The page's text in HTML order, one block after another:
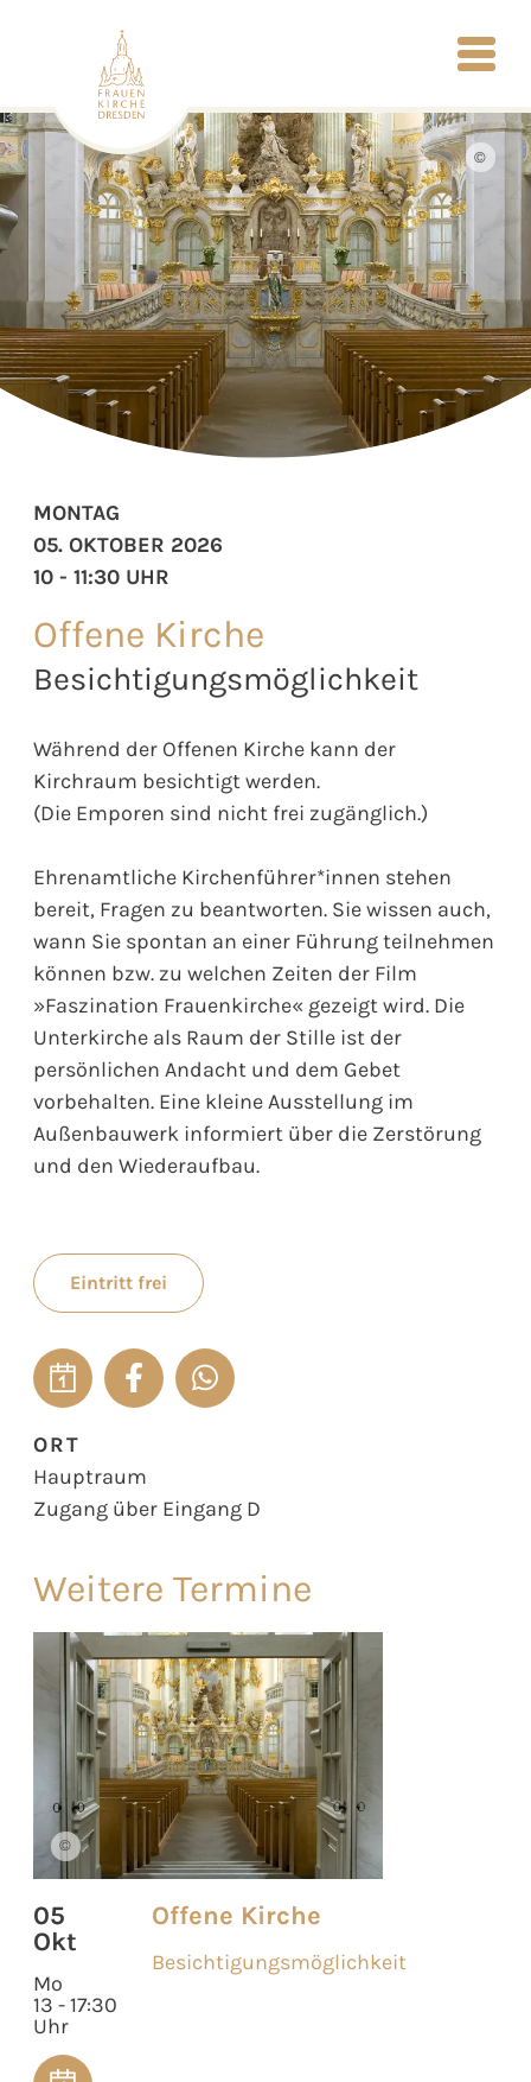
©
Offene Kirche
Besichtigungsmöglichkeit
Während der Offenen Kirche kann der
Kirchraum besichtigt werden.
(Die Emporen sind nicht frei zugänglich.)
Ehrenamtliche Kirchenführer*innen stehen
bereit, Fragen zu beantworten. Sie wissen auch,
wann Sie spontan an einer Führung teilnehmen
können bzw. zu welchen Zeiten der Film
»Faszination Frauenkirche« gezeigt wird. Die
Unterkirche als Raum der Stille ist der
persönlichen Andacht und dem Gebet
vorbehalten. Eine kleine Ausstellung im
Außenbauwerk informiert über die Zerstörung
und den Wiederaufbau.
Eintritt frei
MONTAG
05. OKTOBER 2026
10 - 11:30 UHR
ORT
Hauptraum
Zugang über Eingang D
Weitere Termine
©
05
Okt
Mo
13 - 17:30
Uhr
Offene Kirche
Besichtigungsmöglichkeit